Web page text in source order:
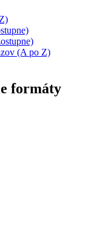
(A po Z)
formáty